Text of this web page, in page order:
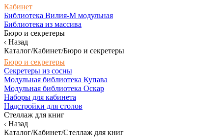
Кабинет
Библиотека Вилия-М модульная
Библиотека из массива
Бюро и секретеры
Назад
Каталог/Кабинет/Бюро и секретеры
Бюро и секретеры
Секретеры из сосны
Модульная библиотека Купава
Модульная библиотека Оскар
Наборы для кабинета
Надстройки для столов
Стеллаж для книг
Назад
Каталог/Кабинет/Стеллаж для книг